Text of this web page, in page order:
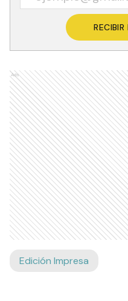
Ads
Edición Impresa